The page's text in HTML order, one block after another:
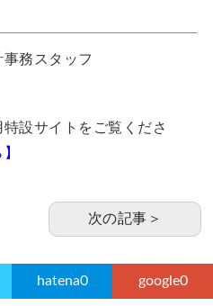
務スタッフ
設サイトをご覧くださ
次の記事＞
hatena0 google0